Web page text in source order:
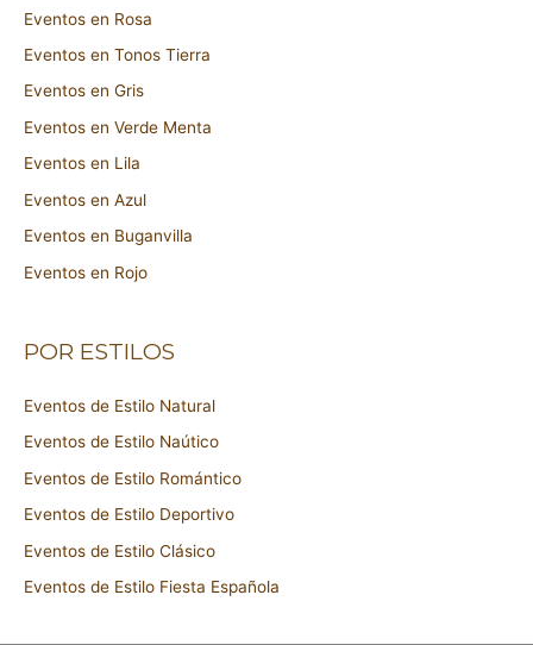
Eventos en Rosa
Eventos en Tonos Tierra
Eventos en Gris
Eventos en Verde Menta
Eventos en Lila
Eventos en Azul
Eventos en Buganvilla
Eventos en Rojo
POR ESTILOS
Eventos de Estilo Natural
Eventos de Estilo Naútico
Eventos de Estilo Romántico
Eventos de Estilo Deportivo
Eventos de Estilo Clásico
Eventos de Estilo Fiesta Española